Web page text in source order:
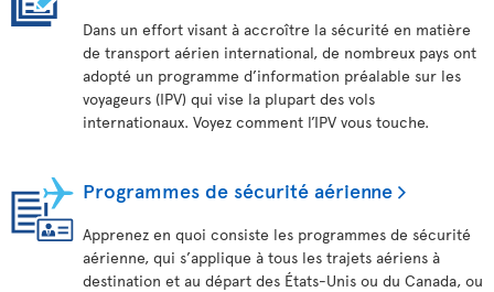
Dans un effort visant à accroître la sécurité en matière
de transport aérien international, de nombreux pays ont
adopté un programme d’information préalable sur les
voyageurs (IPV) qui vise la plupart des vols
internationaux. Voyez comment l’IPV vous touche.
Programmes de sécurité aérienne
Apprenez en quoi consiste les programmes de sécurité
aérienne, qui s’applique à tous les trajets aériens à
destination et au départ des États-Unis ou du Canada, ou